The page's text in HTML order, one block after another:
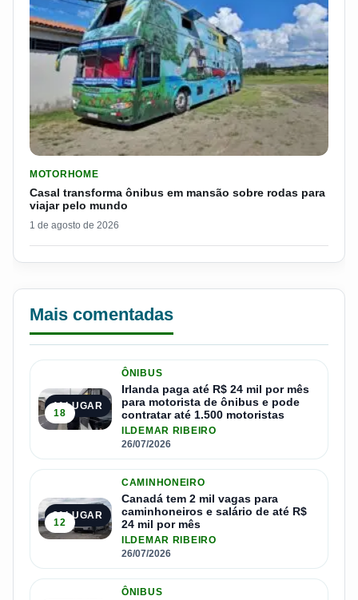
MOTORHOME
Casal transforma ônibus em mansão sobre rodas para
viajar pelo mundo
1 de agosto de 2026
Mais comentadas
1º LUGAR
18
ÔNIBUS
Irlanda paga até R$ 24 mil por mês
para motorista de ônibus e pode
contratar até 1.500 motoristas
ILDEMAR RIBEIRO
26/07/2026
2º LUGAR
12
CAMINHONEIRO
Canadá tem 2 mil vagas para
caminhoneiros e salário de até R$
24 mil por mês
ILDEMAR RIBEIRO
26/07/2026
ÔNIBUS